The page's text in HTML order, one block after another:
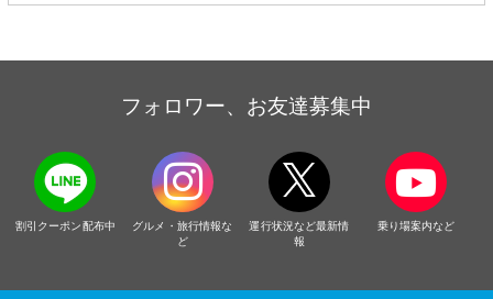
フォロワー、お友達募集中
割引クーポン配布中
グルメ・旅行情報な
ど
運行状況など最新情
報
乗り場案内など